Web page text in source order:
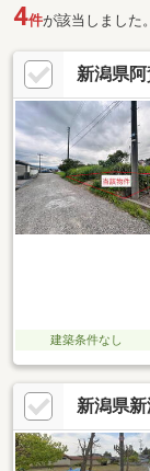
4件が該当しました。
新潟県
建築条件なし
新潟県